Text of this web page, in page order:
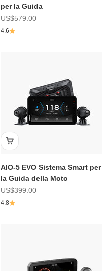
per la Guida
Prezzo scontato
US$579.00
4.6
AIO-5 EVO Sistema Smart per
la Guida della Moto
Prezzo scontato
US$399.00
4.8